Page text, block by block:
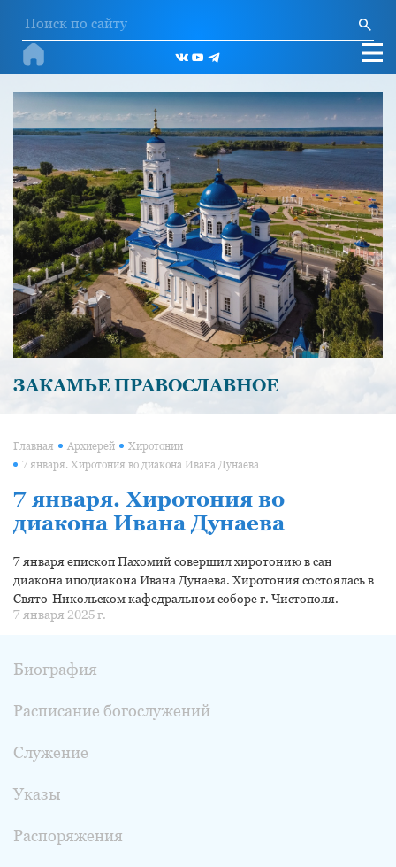
ЗАКАМЬЕ ПРАВОСЛАВНОЕ
Главная Архиерей
Хиротонии
7 января. Хиротония во диакона Ивана Дунаева
7 января. Хиротония во
диакона Ивана Дунаева
7 января епископ Пахомий совершил хиротонию в сан
диакона иподиакона Ивана Дунаева. Хиротония состоялась в
Свято-Никольском кафедральном соборе г. Чистополя.
7 января 2025 г.
Биография
Расписание богослужений
Служение
Указы
Распоряжения